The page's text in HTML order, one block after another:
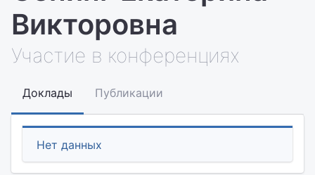
Викторовна
Участие в конференциях
Доклады Публикации
Нет данных